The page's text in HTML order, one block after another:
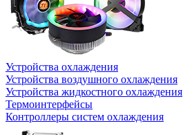
Устройства охлаждения
Устройства воздушного охлаждения
Устройства жидкостного охлаждения
Термоинтерфейсы
Контроллеры систем охлаждения